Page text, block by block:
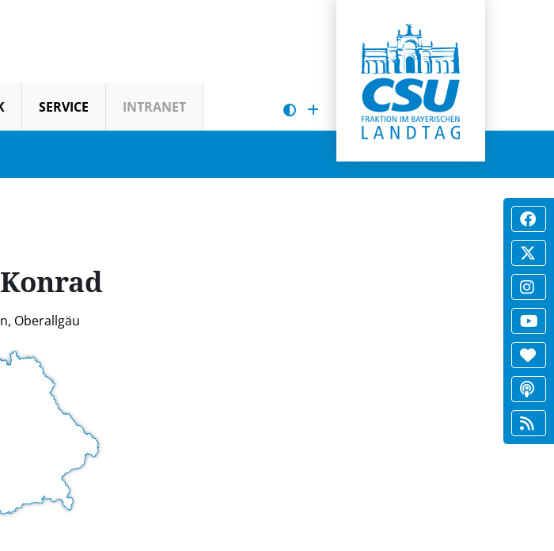
SERVICE INTRANET
Konrad
Oberallgäu